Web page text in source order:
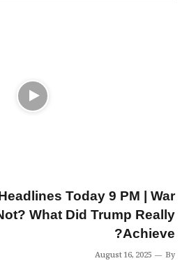
Today 9 PM | War
What Did Trump Really
Achieve?
August 16, 2025 By